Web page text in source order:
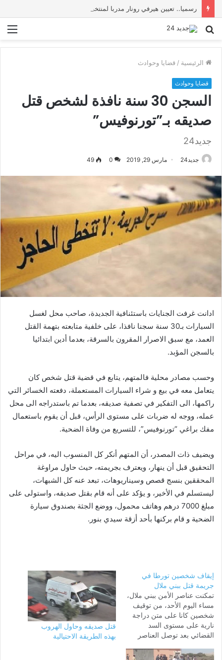
رسميا.. تعيين هيرفي رونار مدربا لمنتخب كوت ديفوار
بحث
الرئيسية / قضايا وحوادث
قضايا وحوادث
السجن 30 سنة نافذة لشخص قتل
صديقه بـ”تورنوفيس”
جديد24
جديد24 مارس 29, 2019 0
49
ادانت غرفت الجنايات باستئنافية الجديدة، صاحب محل لغسل
السيارات بـ30 سنة سجنا نافذا، على خلفية متابعته بتهمة القتل
العمد، مع سبق الاصرار المقرون بالسرقة، بعدما أدين ابتدائيا
بالسجن المؤبد.
وحسب مصادر محلية فالمتهم، يتابع في قضية قتل شخص كان
يتعامل معه في بيع و شراء السيارات المستعملة، دفعته الخسائر التي
راكمها، الى التفكير في تصفية صديقه، بعدما تم باستدراجه الى محل
عمله، ووجه له ضربات على مستوى الرأس، قبل أن يقوم باستعمال
مفك براغي “تورنوفيس”، للتسريع من وفاة الضحية.
ويضيف ذات المصدر، أن المتهم أنكر كل المنسوب اليه، في مراحل
التحقيق قبل أن ينهار، ويعترف بجريمته، حيث حاول مراوغة
المحققين بنسج قصص وسيناريوهات، تبعد عنه كل الشبهات،
ليستسلم في الأخير، و يؤكد على أنه قام بقتل صديقه، واستولى على
مبلغ 7000 درهم وهاتف محمول، ووضع الجثة بصندوق سيارة
الضحية و قام بركنها بأحد أزقة سيدي بنور.
إيقاف شخصين تورطا في
جريمة قتل ببني ملال
تمكنت عناصر الأمن ببني ملال،
مساء اليوم الأحد، من توقيف
شخصين كانا على متن دراجة
نارية على مستوى السد
القضائي بعد توصل العناصر
وذلك اثر تعميم عناصر الدرك
قتل صديقه وحاول الهروب
بهذه الطريقة الاحتيالية